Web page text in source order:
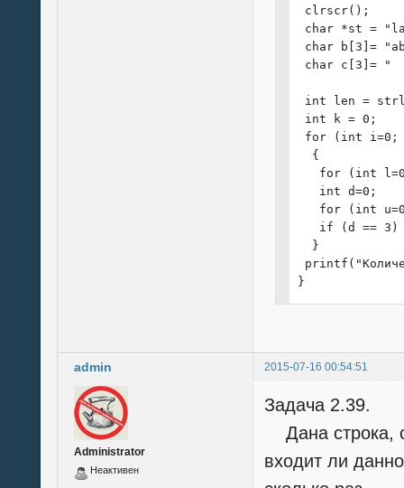
clrscr();
char *st =
char b[3]=
char c[3]= "
int len =
int k = 0;
for (int i=0;
  {
for (int
   int d=0;
for (int
if (d == 3)
  }
}
admin 2015-07-16 00:54:51
Administrator
Неактивен
Задача 2.39.
Дана строка,
входит ли